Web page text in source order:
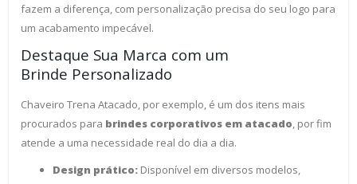
fazem a diferença, com personalização precisa do seu logo para
um acabamento impecável.
Destaque Sua Marca com um
Brinde Personalizado
Chaveiro Trena Atacado, por exemplo, é um dos itens mais
procurados para brindes corporativos em atacado , por fim
atende a uma necessidade real do dia a dia.
Design prático: Disponível em diversos modelos,